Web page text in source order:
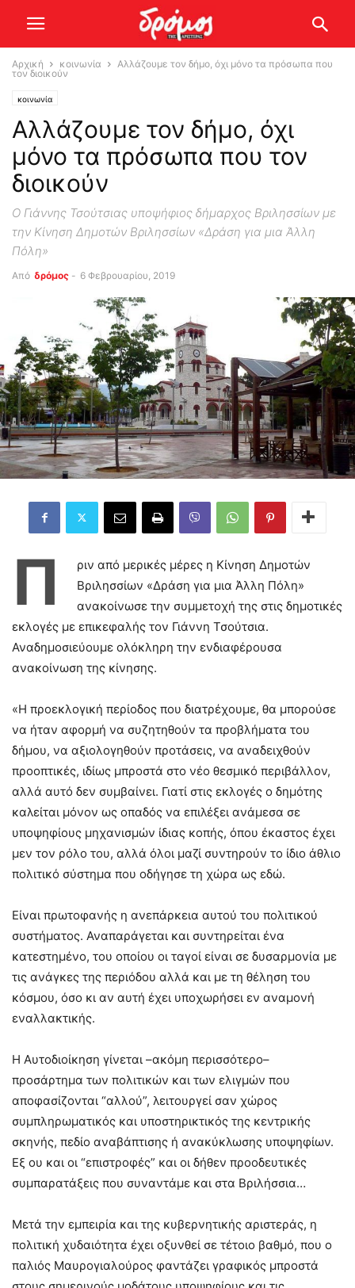
Αρχική κοινωνία
Αλλάζουμε τον δήμο, όχι μόνο τα πρόσωπα που
τον διοικούν
κοινωνία
Αλλάζουμε τον δήμο, όχι
μόνο τα πρόσωπα που τον
διοικούν
Ο Γιάννης Τσούτσιας υποψήφιος δήμαρχος Βριλησσίων με
την Κίνηση Δημοτών Βριλησσίων «Δράση για μια Άλλη
Πόλη»
Από δρόμος - 6 Φεβρουαρίου, 2019
Π
ριν από μερικές μέρες η Κίνηση Δημοτών
Βριλησσίων «Δράση για μια Άλλη Πόλη»
ανακοίνωσε την συμμετοχή της στις δημοτικές
εκλογές με επικεφαλής τον Γιάννη Τσούτσια.
Αναδημοσιεύουμε ολόκληρη την ενδιαφέρουσα
ανακοίνωση της κίνησης.
«Η προεκλογική περίοδος που διατρέχουμε, θα μπορούσε
να ήταν αφορμή να συζητηθούν τα προβλήματα του
δήμου, να αξιολογηθούν προτάσεις, να αναδειχθούν
προοπτικές, ιδίως μπροστά στο νέο θεσμικό περιβάλλον,
αλλά αυτό δεν συμβαίνει. Γιατί στις εκλογές ο δημότης
καλείται μόνον ως οπαδός να επιλέξει ανάμεσα σε
υποψηφίους μηχανισμών ίδιας κοπής, όπου έκαστος έχει
μεν τον ρόλο του, αλλά όλοι μαζί συντηρούν το ίδιο άθλιο
πολιτικό σύστημα που οδήγησε τη χώρα ως εδώ.
Είναι πρωτοφανής η ανεπάρκεια αυτού του πολιτικού
συστήματος. Αναπαράγεται και συντηρείται ένα
κατεστημένο, του οποίου οι ταγοί είναι σε δυσαρμονία με
τις ανάγκες της περιόδου αλλά και με τη θέληση του
κόσμου, όσο κι αν αυτή έχει υποχωρήσει εν αναμονή
εναλλακτικής.
Η Αυτοδιοίκηση γίνεται –ακόμη περισσότερο–
προσάρτημα των πολιτικών και των ελιγμών που
αποφασίζονται “αλλού”, λειτουργεί σαν χώρος
συμπληρωματικός και υποστηρικτικός της κεντρικής
σκηνής, πεδίο αναβάπτισης ή ανακύκλωσης υποψηφίων.
Εξ ου και οι “επιστροφές” και οι δήθεν προοδευτικές
συμπαρατάξεις που συναντάμε και στα Βριλήσσια…
Μετά την εμπειρία και της κυβερνητικής αριστεράς, η
πολιτική χυδαιότητα έχει οξυνθεί σε τέτοιο βαθμό, που ο
παλιός Μαυρογιαλούρος φαντάζει γραφικός μπροστά